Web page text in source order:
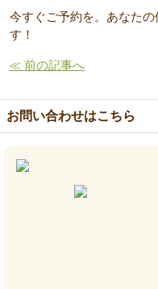
今すぐご予約を。あなた
す！
≪ 前の記事へ
お問い合わせはこちら